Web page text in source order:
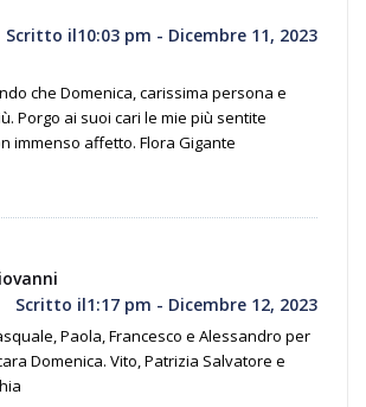
Scritto il10:03 pm - Dicembre 11, 2023
che Domenica, carissima persona e
Porgo ai suoi cari le mie più sentite
immenso affetto. Flora Gigante
Scritto il1:17 pm - Dicembre 12, 2023
Paola, Francesco e Alessandro per
Domenica. Vito, Patrizia Salvatore e